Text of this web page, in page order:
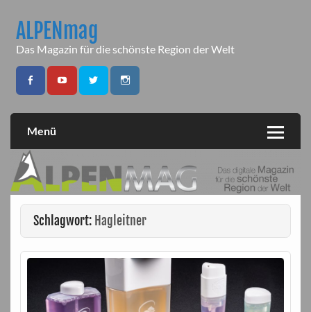
contentALPENmag
Das Magazin für die schönste Region der Welt
Menü
Schlagwort: Hagleitner